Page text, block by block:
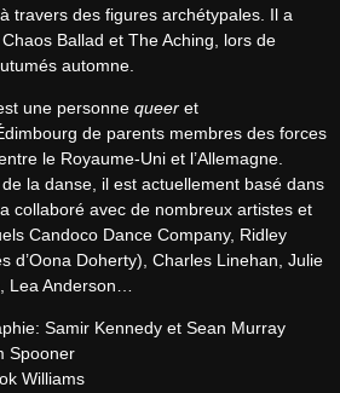
, à travers des figures archétypales. Il a
Ballad et The Aching, lors de
automne.
une personne queer et
de parents membres des forces
le Royaume-Uni et l’Allemagne.
la danse, il est actuellement basé dans
collaboré avec de nombreux artistes et
Candoco Dance Company, Ridley
d’Oona Doherty), Charles Linehan, Julie
Lea Anderson…
Samir Kennedy et Sean Murray
Spooner
Williams